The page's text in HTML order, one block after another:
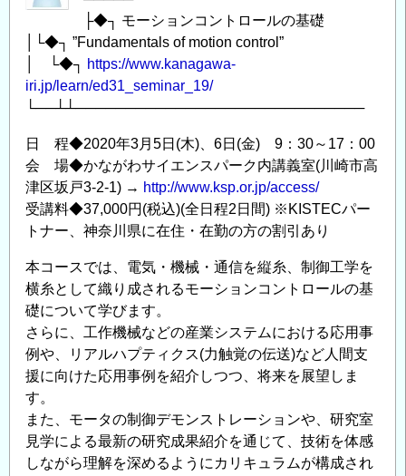
├◆┐ モーションコントロールの基礎
│└◆┐ ”Fundamentals of motion control”
│ └◆┐ https://www.kanagawa-
iri.jp/learn/ed31_seminar_19/
└──┴┴─────────────────────────────
日 程◆2020年3月5日(木)、6日(金) 9：30～17：00
会 場◆かながわサイエンスパーク内講義室(川崎市高
津区坂戸3-2-1) → http://www.ksp.or.jp/access/
受講料◆37,000円(税込)(全日程2日間) ※KISTECパー
トナー、神奈川県に在住・在勤の方の割引あり
本コースでは、電気・機械・通信を縦糸、制御工学を
横糸として織り成されるモーションコントロールの基
礎について学びます。
さらに、工作機械などの産業システムにおける応用事
例や、リアルハプティクス(力触覚の伝送)など人間支
援に向けた応用事例を紹介しつつ、将来を展望しま
す。
また、モータの制御デモンストレーションや、研究室
見学による最新の研究成果紹介を通じて、技術を体感
しながら理解を深めるようにカリキュラムが構成され